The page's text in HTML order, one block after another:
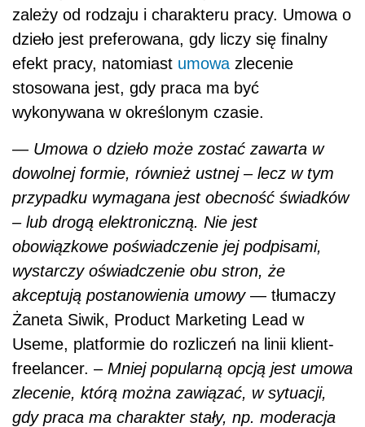
zależy od rodzaju i charakteru pracy. Umowa o
dzieło jest preferowana, gdy liczy się finalny
efekt pracy, natomiast umowa zlecenie
stosowana jest, gdy praca ma być
wykonywana w określonym czasie.
— Umowa o dzieło może zostać zawarta w
dowolnej formie, również ustnej – lecz w tym
przypadku wymagana jest obecność świadków
– lub drogą elektroniczną. Nie jest
obowiązkowe poświadczenie jej podpisami,
wystarczy oświadczenie obu stron, że
akceptują postanowienia umowy— tłumaczy
Żaneta Siwik, Product Marketing Lead w
Useme, platformie do rozliczeń na linii klient-
freelancer. – Mniej popularną opcją jest umowa
zlecenie, którą można zawiązać, w sytuacji,
gdy praca ma charakter stały, np. moderacja